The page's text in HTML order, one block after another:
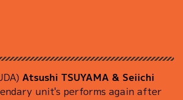
Atsushi TSUYAMA & Seiichi
unit's performs again after